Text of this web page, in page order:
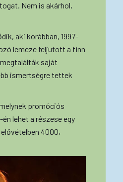
Nem is akárhol,
aki korábban, 1997-
lemeze feljutott a finn
saját
ismertségre tettek
promóciós
lehet a részese egy
4000,